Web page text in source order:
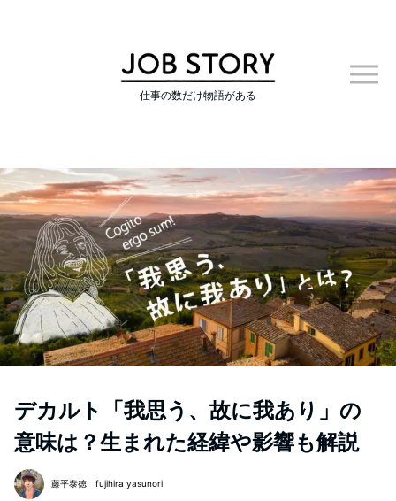
仕事の数だけ物語がある
デカルト「我思う、故に我あり」の
意味は？生まれた経緯や影響も解説
藤平泰徳 fujihira yasunori